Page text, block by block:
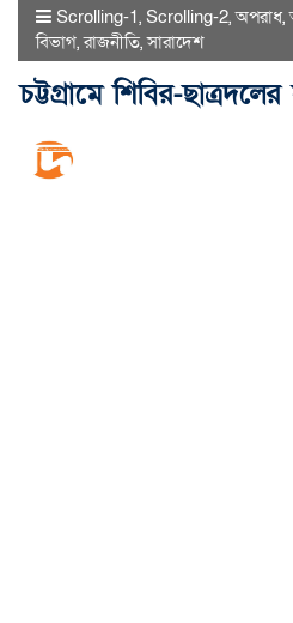
Scrolling-1, Scrolling-2,অপরাধ,
বিভাগ,রাজনীতি,সারাদেশ
চট্টগ্রামে শিবির-